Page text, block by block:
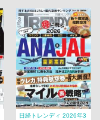
日経トレンディ 2026年3